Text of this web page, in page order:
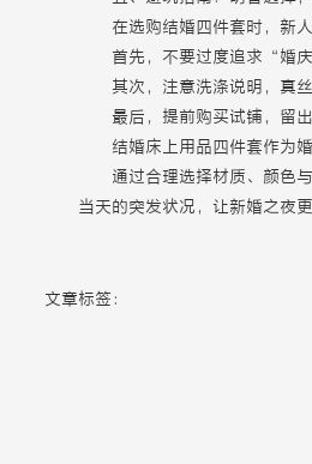
在选购结婚四件套时，新
首先，不要过度追求“婚
其次，注意洗涤说明，真
最后，提前购买试铺，留
结婚床上用品四件套作为
通过合理选择材质、颜色
当天的突发状况，让新婚之夜
文章标签：